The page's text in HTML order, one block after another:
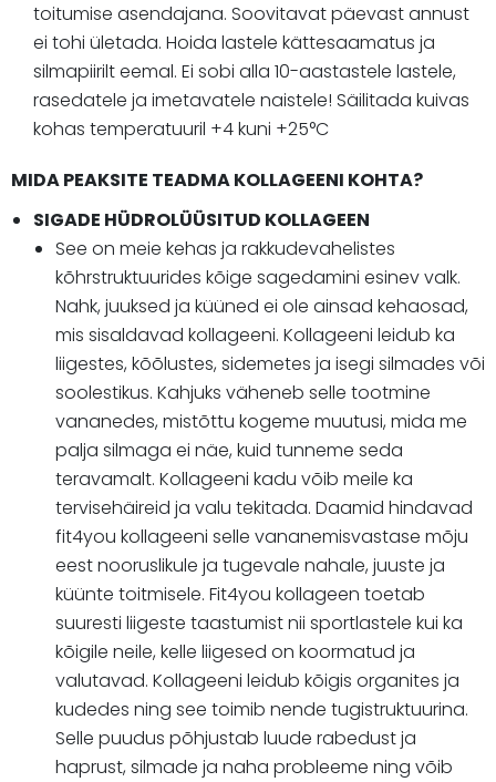
toitumise asendajana. Soovitavat päevast annust
ei tohi ületada. Hoida lastele kättesaamatus ja
silmapiirilt eemal. Ei sobi alla 10-aastastele lastele,
rasedatele ja imetavatele naistele! Säilitada kuivas
kohas temperatuuril +4 kuni +25°C
MIDA PEAKSITE TEADMA KOLLAGEENI KOHTA?
SIGADE HÜDROLÜÜSITUD KOLLAGEEN
See on meie kehas ja rakkudevahelistes
kõhrstruktuurides kõige sagedamini esinev valk.
Nahk, juuksed ja küüned ei ole ainsad kehaosad,
mis sisaldavad kollageeni. Kollageeni leidub ka
liigestes, kõõlustes, sidemetes ja isegi silmades või
soolestikus. Kahjuks väheneb selle tootmine
vananedes, mistõttu kogeme muutusi, mida me
palja silmaga ei näe, kuid tunneme seda
teravamalt. Kollageeni kadu võib meile ka
tervisehäireid ja valu tekitada. Daamid hindavad
fit4you kollageeni selle vananemisvastase mõju
eest nooruslikule ja tugevale nahale, juuste ja
küünte toitmisele. Fit4you kollageen toetab
suuresti liigeste taastumist nii sportlastele kui ka
kõigile neile, kelle liigesed on koormatud ja
valutavad. Kollageeni leidub kõigis organites ja
kudedes ning see toimib nende tugistruktuurina.
Selle puudus põhjustab luude rabedust ja
haprust, silmade ja naha probleeme ning võib